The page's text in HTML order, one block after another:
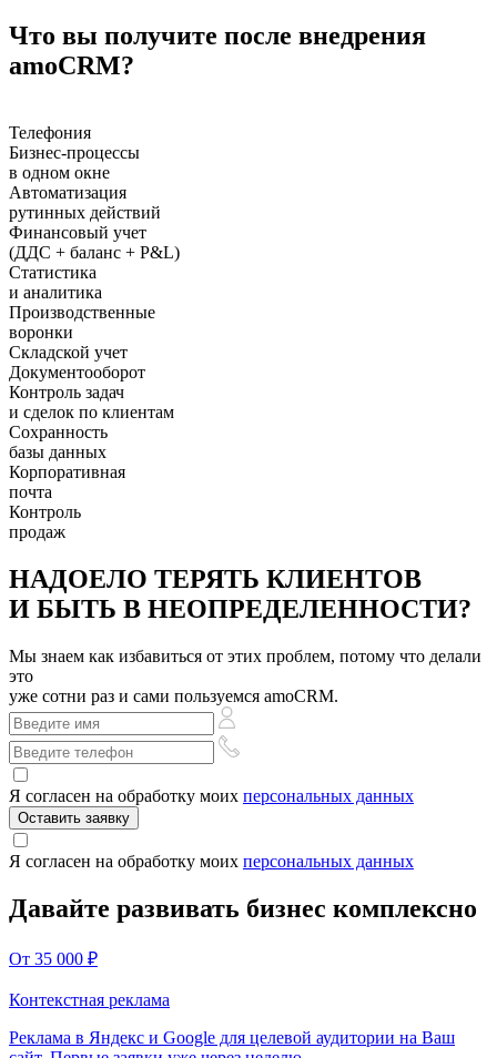
Что вы получите после внедрения
amoCRM?
Телефония
Бизнес-процессы
в одном окне
Автоматизация
рутинных действий
Финансовый учет
(ДДС + баланс + P&L)
Статистика
и аналитика
Производственные
воронки
Складской учет
Документооборот
Контроль задач
и сделок по клиентам
Сохранность
базы данных
Корпоративная
почта
Контроль
продаж
НАДОЕЛО ТЕРЯТЬ КЛИЕНТОВ
И БЫТЬ В НЕОПРЕДЕЛЕННОСТИ?
Мы знаем как избавиться от этих проблем, потому что делали
это
уже сотни раз и сами пользуемся amoCRM.
Я согласен на обработку моих персональных данных
Я согласен на обработку моих персональных данных
Давайте развивать бизнес комплексно
От 35 000 ₽
Контекстная реклама
Реклама в Яндекс и Google для целевой аудитории на Ваш